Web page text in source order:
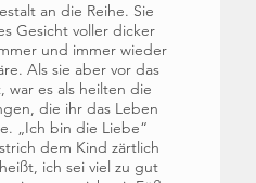
an die Reihe. Sie
Gesicht voller dicker
und immer wieder
Als sie aber vor das
es als heilten die
die ihr das Leben
„Ich bin die Liebe“
dem Kind zärtlich
ich sei viel zu gut